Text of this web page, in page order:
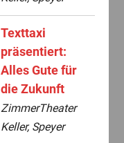
Texttaxi
präsentiert:
Alles Gute für
die Zukunft
ZimmerTheater
Keller, Speyer